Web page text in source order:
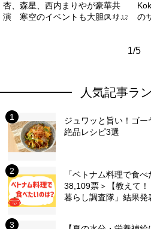
杏、森星、西内まりやが豪華共
演 寒空のイベントも大胆スリ...
2018.12.12
の
1/5
人気記事ラ
ジュワッと旨い！ゴ
絶品レシピ3選
「ベトナム料理で食
38,109票＞【教えて
暮らし調査隊」結果発